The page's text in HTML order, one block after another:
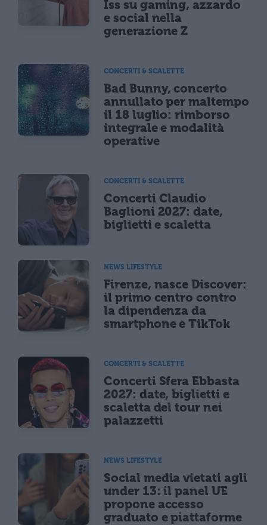
Iss su gaming, azzardo
e social nella
generazione Z
CONCERTI & SCALETTE
Bad Bunny, concerto
annullato per maltempo
il 18 luglio: rimborso
integrale e modalità
operative
CONCERTI & SCALETTE
Concerti Claudio
Baglioni 2027: date,
biglietti e scaletta
NEWS LIFESTYLE
Firenze, nasce Discover:
il primo centro contro
la dipendenza da
smartphone e TikTok
CONCERTI & SCALETTE
Concerti Sfera Ebbasta
2027: date, biglietti e
scaletta del tour nei
palazzetti
NEWS LIFESTYLE
Social media vietati agli
under 13: il panel UE
propone accesso
graduato e piattaforme